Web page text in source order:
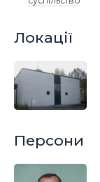
Локації
Персони